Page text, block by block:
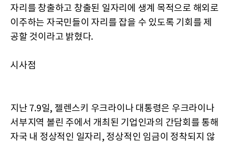
자리를 창출하고 창출된 일자리에 생계 목적으로 해외로
이주하는 자국민들이 자리를 잡을 수 있도록 기회를 제
공할 것이라고 밝혔다.
시사점
지난 7.9일, 젤렌스키 우크라이나 대통령은 우크라이나
서부지역 볼린 주에서 개최된 기업인과의 간담회를 통해
자국 내 정상적인 일자리, 정상적인 임금이 정착되지 않